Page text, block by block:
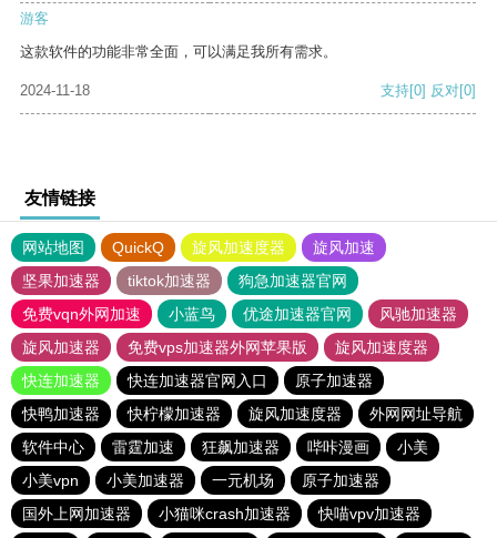
游客
这款软件的功能非常全面，可以满足我所有需求。
2024-11-18 支持[0] 反对[0]
友情链接
网站地图 QuickQ 旋风加速度器
旋风加速
坚果加速器
tiktok加速器
狗急加速器官网
免费vqn外网加速
小蓝鸟 优途加速器官网
风驰加速器
旋风加速器
免费vps加速器外网苹果版
旋风加速度器
快连加速器
快连加速器官网入口
原子加速器
快鸭加速器
快柠檬加速器 旋风加速度器
外网网址导航
软件中心
雷霆加速 狂飙加速器 哔咔漫画
小美
小美vpn
小美加速器 一元机场
原子加速器
国外上网加速器
小猫咪crash加速器 快喵vpv加速器